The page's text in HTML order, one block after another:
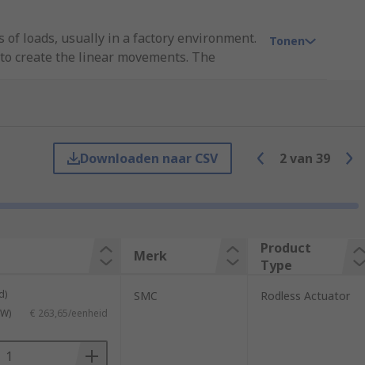
of loads, usually in a factory environment.
create the linear movements. The
as non-rotating supporting platforms
picked and placed repeatedly.
When the motion starts the carriage
air in and contaminated
can be mounted onto these units.
Tonen
Downloaden naar CSV 2van 39
Merk
Product
Type
€ 263,65/eenheid
SMC Rodless Actuator